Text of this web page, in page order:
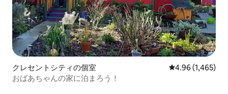
クレセントシティの個室 レビュー1,465
4.96 (1,465)
おばあちゃんの家に泊まろう！